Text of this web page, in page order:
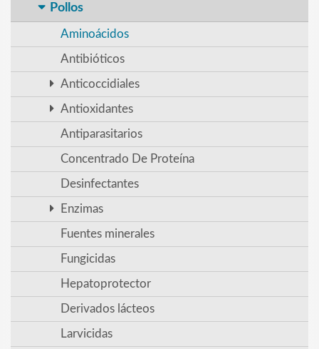
Pollos
Aminoácidos
Antibióticos
Anticoccidiales
Antioxidantes
Antiparasitarios
Concentrado De Proteína
Desinfectantes
Enzimas
Fuentes minerales
Fungicidas
Hepatoprotector
Derivados lácteos
Larvicidas